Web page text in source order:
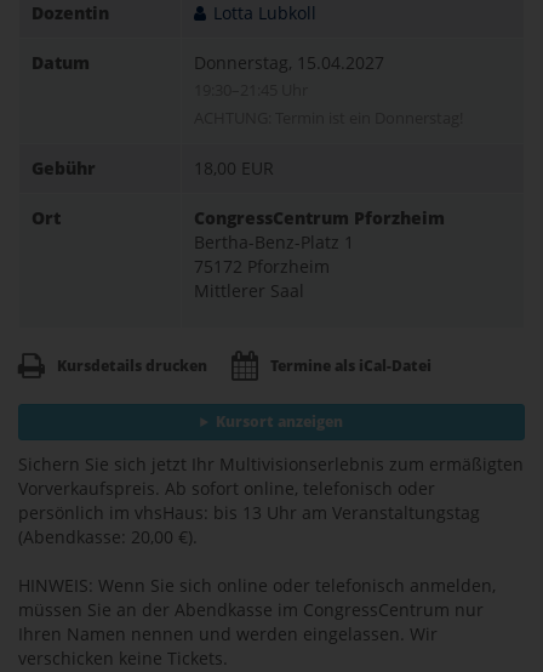
Dozentin Lotta Lubkoll
Datum Donnerstag, 15.04.2027
Gebühr 18,00 EUR
Ort
CongressCentrum Pforzheim
Bertha-Benz-Platz 1
75172 Pforzheim
Mittlerer Saal
Kursdetails drucken Termine als iCal-Datei
Kursort anzeigen
Sichern Sie sich jetzt Ihr Multivisionserlebnis zum ermäßigten
Vorverkaufspreis. Ab sofort online, telefonisch oder
persönlich im vhsHaus: bis 13 Uhr am Veranstaltungstag
(Abendkasse: 20,00 €).
HINWEIS: Wenn Sie sich online oder telefonisch anmelden,
müssen Sie an der Abendkasse im CongressCentrum nur
Ihren Namen nennen und werden eingelassen. Wir
verschicken keine Tickets.